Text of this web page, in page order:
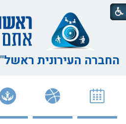
החברה העירונית